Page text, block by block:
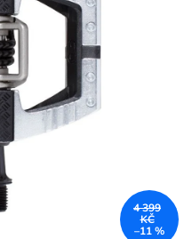
4 399
KČ
–11 %